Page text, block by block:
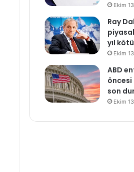
Ekim
Ray
yıl
Ekim
ABD
son
Ekim